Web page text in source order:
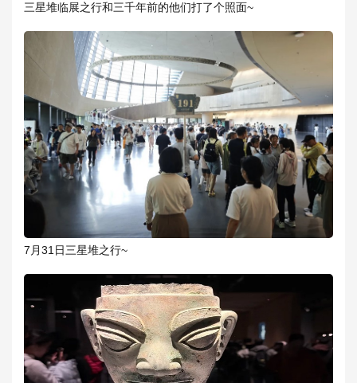
三星堆临展之行和三千年前的他们打了个照面~
7月31日三星堆之行~